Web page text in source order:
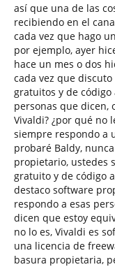
así que una de las
recibiendo en el
cada vez que hago
por ejemplo, ayer
hace un mes o dos
cada vez que
gratuitos y de
personas que dicen,
Vivaldi? ¿por qué no
siempre respondo a
probaré Baldy,
propietario, ustedes
gratuito y de código
destaco software
respondo a esas
dicen que estoy
no lo es, Vivaldi es
una licencia de
basura propietaria,